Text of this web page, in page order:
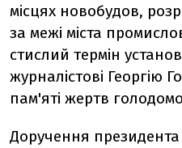
місцях новобудов,
за межі міста
стислий термін
журналістові Георгію
пам'яті жертв
Доручення президента